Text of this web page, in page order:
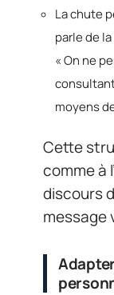
La chute
parle de
« On ne
consultant
moyens
Cette
comme à
discours
message